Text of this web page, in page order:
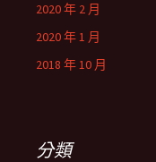
2020 年 2 月
2020 年 1 月
2018 年 10 月
分類